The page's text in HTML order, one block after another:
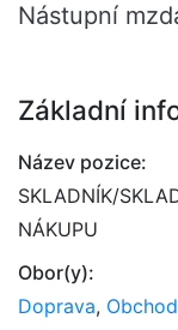
Nástupní
Základní
Název pozice:
SKLADNÍK/
NÁKUPU
Obor(y):
Doprava,